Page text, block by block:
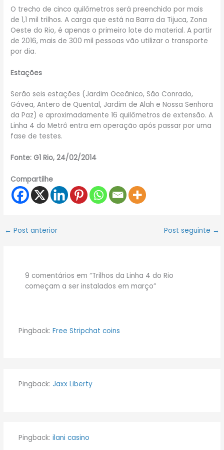
O trecho de cinco quilômetros será preenchido por mais
de 1,1 mil trilhos. A carga que está na Barra da Tijuca, Zona
Oeste do Rio, é apenas o primeiro lote do material. A partir
de 2016, mais de 300 mil pessoas vão utilizar o transporte
por dia.
Estações
Serão seis estações (Jardim Oceânico, São Conrado,
Gávea, Antero de Quental, Jardim de Alah e Nossa Senhora
da Paz) e aproximadamente 16 quilômetros de extensão. A
Linha 4 do Metrô entra em operação após passar por uma
fase de testes.
Fonte: G1 Rio, 24/02/2014
Compartilhe
← Post anterior Post seguinte →
9 comentários em “Trilhos da Linha 4 do Rio
começam a ser instalados em março”
Pingback: Free Stripchat coins
Pingback: Jaxx Liberty
Pingback: ilani casino